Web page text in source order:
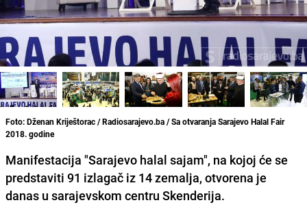
Foto: Dženan Kriještorac / Radiosarajevo.ba / Sa otvaranja Sarajevo Halal Fair
2018. godine
Manifestacija "Sarajevo halal sajam", na kojoj će se
predstaviti 91 izlagač iz 14 zemalja, otvorena je
danas u sarajevskom centru Skenderija.